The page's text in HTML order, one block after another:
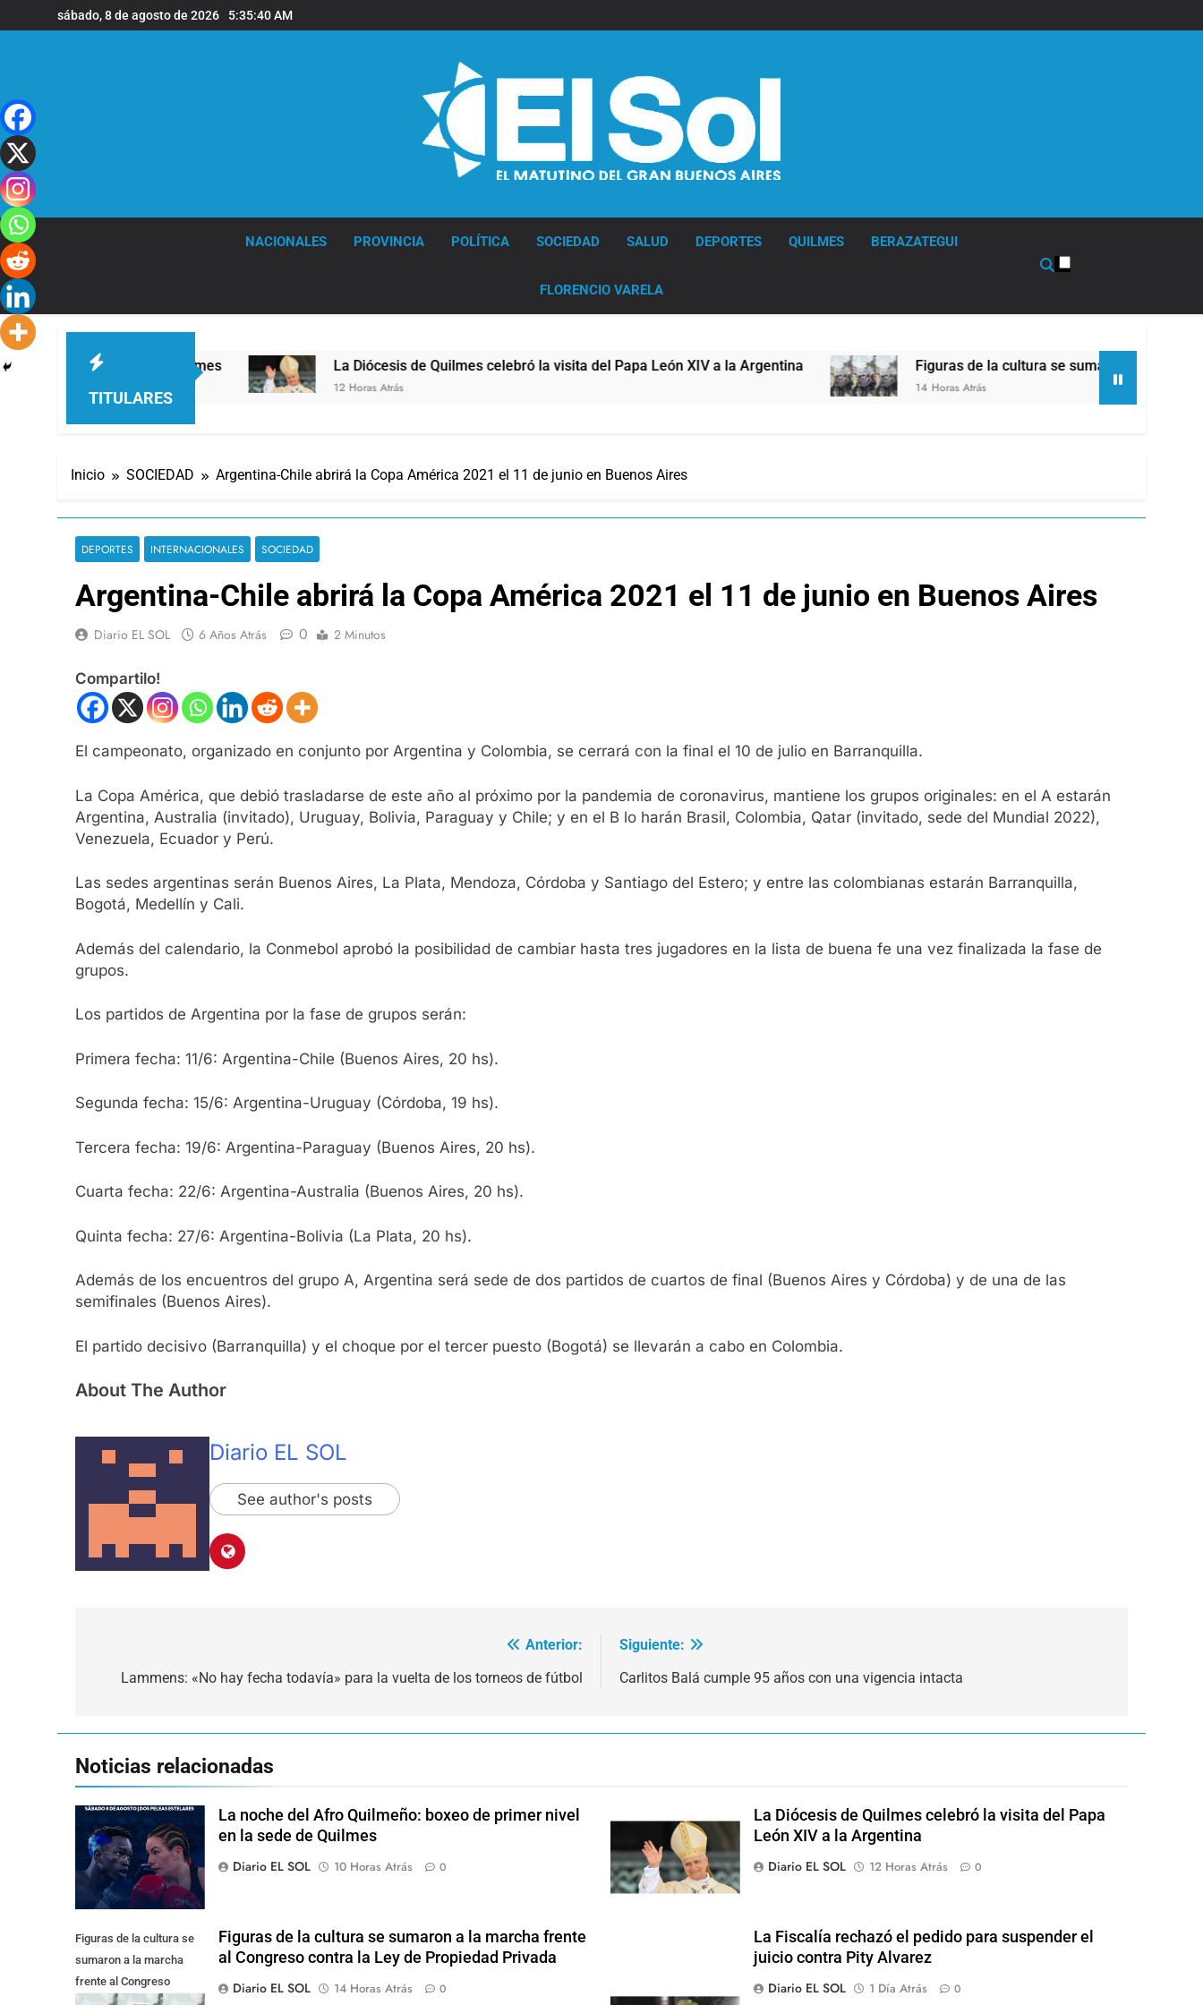
al
sábado, 8 de agosto de 2026 5:35:41 AM
NACIONALES PROVINCIA POLÍTICA SOCIEDAD SALUD DEPORTES QUILMES BERAZATEGUI
FLORENCIO VARELA
TITULARES
en la sede de Quilmes La Diócesis de Quilmes celebró la visita del Papa León XIV a la Argentina
12 Horas Atrás
Figuras de la cultura se sumaron a la marcha frente
14 Horas Atrás
Inicio SOCIEDAD Argentina-Chile abrirá la Copa América 2021 el 11 de junio en Buenos Aires
DEPORTES INTERNACIONALES SOCIEDAD
Argentina-Chile abrirá la Copa América 2021 el 11 de junio en Buenos Aires
Diario EL SOL 6 Años Atrás 0 2 Minutos
Compartilo!
El campeonato, organizado en conjunto por Argentina y Colombia, se cerrará con la final el 10 de julio en Barranquilla.
La Copa América, que debió trasladarse de este año al próximo por la pandemia de coronavirus, mantiene los grupos originales: en el A estarán
Argentina, Australia (invitado), Uruguay, Bolivia, Paraguay y Chile; y en el B lo harán Brasil, Colombia, Qatar (invitado, sede del Mundial 2022),
Venezuela, Ecuador y Perú.
Las sedes argentinas serán Buenos Aires, La Plata, Mendoza, Córdoba y Santiago del Estero; y entre las colombianas estarán Barranquilla,
Bogotá, Medellín y Cali.
Además del calendario, la Conmebol aprobó la posibilidad de cambiar hasta tres jugadores en la lista de buena fe una vez finalizada la fase de
grupos.
Los partidos de Argentina por la fase de grupos serán:
Primera fecha: 11/6: Argentina-Chile (Buenos Aires, 20 hs).
Segunda fecha: 15/6: Argentina-Uruguay (Córdoba, 19 hs).
Tercera fecha: 19/6: Argentina-Paraguay (Buenos Aires, 20 hs).
Cuarta fecha: 22/6: Argentina-Australia (Buenos Aires, 20 hs).
Quinta fecha: 27/6: Argentina-Bolivia (La Plata, 20 hs).
Además de los encuentros del grupo A, Argentina será sede de dos partidos de cuartos de final (Buenos Aires y Córdoba) y de una de las
semifinales (Buenos Aires).
El partido decisivo (Barranquilla) y el choque por el tercer puesto (Bogotá) se llevarán a cabo en Colombia.
About The Author
Diario EL SOL
See author's posts
Anterior:
Lammens: «No hay fecha todavía» para la vuelta de los torneos de fútbol
Siguiente:
Carlitos Balá cumple 95 años con una vigencia intacta
Noticias relacionadas
La noche del Afro Quilmeño: boxeo de primer nivel
en la sede de Quilmes
Diario EL SOL
10 Horas Atrás 0
La Diócesis de Quilmes celebró la visita del Papa
León XIV a la Argentina
Diario EL SOL
12 Horas Atrás 0
Figuras de la cultura se
sumaron a la marcha
frente al Congreso
Figuras de la cultura se sumaron a la marcha frente
al Congreso contra la Ley de Propiedad Privada
Diario EL SOL
14 Horas Atrás 0
La Fiscalía rechazó el pedido para suspender el
juicio contra Pity Alvarez
Diario EL SOL
1 Día Atrás 0